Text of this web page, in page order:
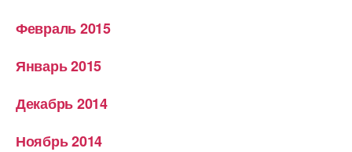
Февраль 2015
Январь 2015
Декабрь 2014
Ноябрь 2014